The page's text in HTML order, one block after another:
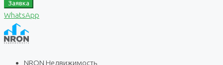
Заявка
WhatsApp
NRON Недвижимость